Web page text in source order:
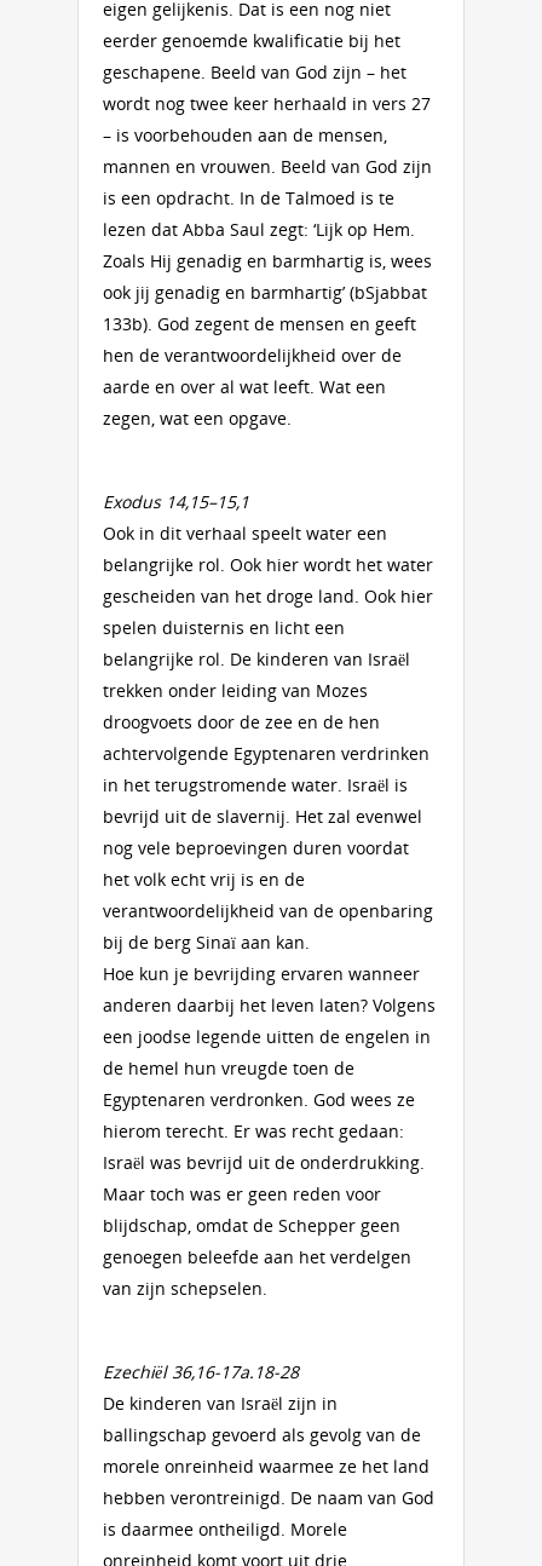
eigen gelijkenis. Dat is een nog niet
eerder genoemde kwalificatie bij het
geschapene. Beeld van God zijn – het
wordt nog twee keer herhaald in vers 27
– is voorbehouden aan de mensen,
mannen en vrouwen. Beeld van God zijn
is een opdracht. In de Talmoed is te
lezen dat Abba Saul zegt: ‘Lijk op Hem.
Zoals Hij genadig en barmhartig is, wees
ook jij genadig en barmhartig’ (bSjabbat
133b). God zegent de mensen en geeft
hen de verantwoordelijkheid over de
aarde en over al wat leeft. Wat een
zegen, wat een opgave.
Exodus 14,15–15,1
Ook in dit verhaal speelt water een
belangrijke rol. Ook hier wordt het water
gescheiden van het droge land. Ook hier
spelen duisternis en licht een
belangrijke rol. De kinderen van Israël
trekken onder leiding van Mozes
droogvoets door de zee en de hen
achtervolgende Egyptenaren verdrinken
in het terugstromende water. Israël is
bevrijd uit de slavernij. Het zal evenwel
nog vele beproevingen duren voordat
het volk echt vrij is en de
verantwoordelijkheid van de openbaring
bij de berg Sinaï aan kan.
Hoe kun je bevrijding ervaren wanneer
anderen daarbij het leven laten? Volgens
een joodse legende uitten de engelen in
de hemel hun vreugde toen de
Egyptenaren verdronken. God wees ze
hierom terecht. Er was recht gedaan:
Israël was bevrijd uit de onderdrukking.
Maar toch was er geen reden voor
blijdschap, omdat de Schepper geen
genoegen beleefde aan het verdelgen
van zijn schepselen.
Ezechiël 36,16-17a.18-28
De kinderen van Israël zijn in
ballingschap gevoerd als gevolg van de
morele onreinheid waarmee ze het land
hebben verontreinigd. De naam van God
is daarmee ontheiligd. Morele
onreinheid komt voort uit drie